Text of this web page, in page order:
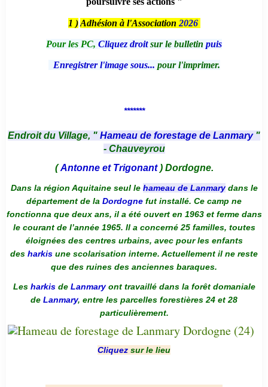
1 ) Adhésion à l'Association 2026
Pour les PC, Cliquez droitsur le bulletin puis
Enregistrer l'image sous... pour l'imprimer.
*******
Endroit du Village, " Hameau de forestage de Lanmary "
- Chauveyrou
(Antonne et Trigonant) Dordogne.
Dans la région Aquitaine seul le hameau de Lanmarydans le
département de la Dordogne fut installé. Ce camp ne
fonctionna que deux ans, il a été ouvert en 1963 et ferme dans
le courant de l’année 1965. Il a concerné 25 familles, toutes
éloignées des centres urbains, avec pour les enfants
des harkis une scolarisation interne. Actuellement il ne reste
que des ruines des anciennes baraques.
Les harkis de Lanmaryont travaillé dans la forêt domaniale
de Lanmary, entre les parcelles forestières 24 et 28
particulièrement.
Cliquez sur le lieu